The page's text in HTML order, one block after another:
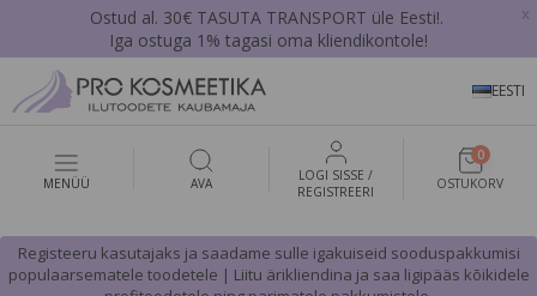
Ostud al. 30€ TASUTA TRANSPORT üle Eesti!.
Iga ostuga 1% tagasi oma kliendikontole!
x
EESTI
MENÜÜ AVA
LOGI SISSE /
REGISTREERI
0
OSTUKORV
Registeeru kasutajaks ja saadame sulle igakuiseid sooduspakkumisi
populaarsematele toodetele | Liitu ärikliendina ja saa ligipääs kõikidele